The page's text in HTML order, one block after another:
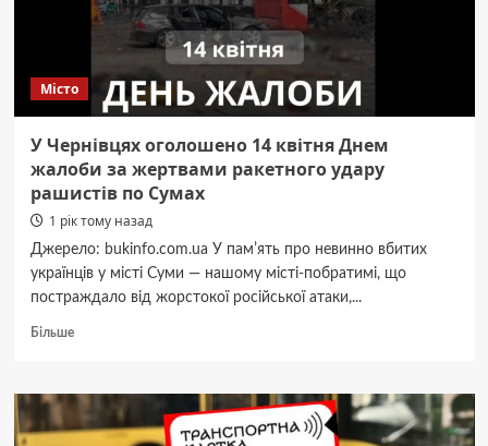
гривень.
Закупити
транспорт
кредитні
кошти
інвестиційного
банку
не
Місто
У Чернівцях оголошено 14 квітня Днем
жалоби за жертвами ракетного удару
рашистів по Сумах
1 рік тому назад
Джерело: bukinfo.com.ua У памʼять про невинно вбитих
українців у місті Суми — нашому місті-побратимі, що
постраждало від жорстокої російської атаки,...
БільшеДокладніше
Чернівцях
оголошено
14